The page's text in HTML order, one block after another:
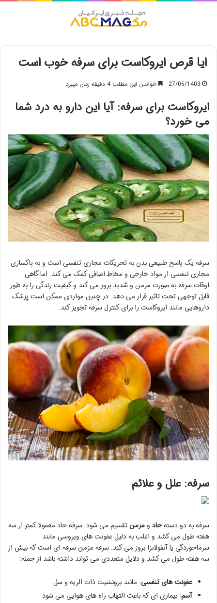
ایا قرص ایروکاست برای سرفه خوب است
27/06/1403 خواندن این مطلب 4 دقیقه زمان میبرد
ایروکاست برای سرفه: آیا این دارو به درد شما
می خورد؟
سرفه یک پاسخ طبیعی بدن به تحریکات مجاری تنفسی است و به پاکسازی
مجاری تنفسی از مواد خارجی و مخاط اضافی کمک می کند. اما گاهی
اوقات سرفه به صورت مزمن و شدید بروز می کند و کیفیت زندگی را به طور
قابل توجهی تحت تاثیر قرار می دهد. در چنین مواردی ممکن است پزشک
داروهایی مانند ایروکاست را برای کنترل سرفه تجویز کند.
سرفه: علل و علائم
سرفه به دو دستهحاد ومزمنتقسیم می شود. سرفه حاد معمولا کمتر از سه
هفته طول می کشد و اغلب به دلیل عفونت های ویروسی مانند
سرماخوردگی یا آنفولانزا بروز می کند. سرفه مزمن سرفه ای است که بیش از
سه هفته طول می کشد و دلایل متعددی می تواند داشته باشد از جمله:
عفونت های تنفسی: مانند برونشیت ذات الریه و سل
آسم: بیماری ای که باعث التهاب راه های هوایی می شود